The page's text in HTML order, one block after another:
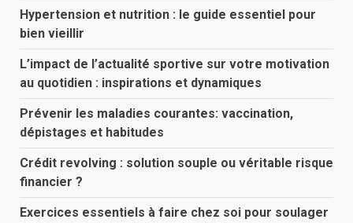
Hypertension et nutrition : le guide essentiel pour
bien vieillir
L’impact de l’actualité sportive sur votre motivation
au quotidien : inspirations et dynamiques
Prévenir les maladies courantes: vaccination,
dépistages et habitudes
Crédit revolving : solution souple ou véritable risque
financier ?
Exercices essentiels à faire chez soi pour soulager